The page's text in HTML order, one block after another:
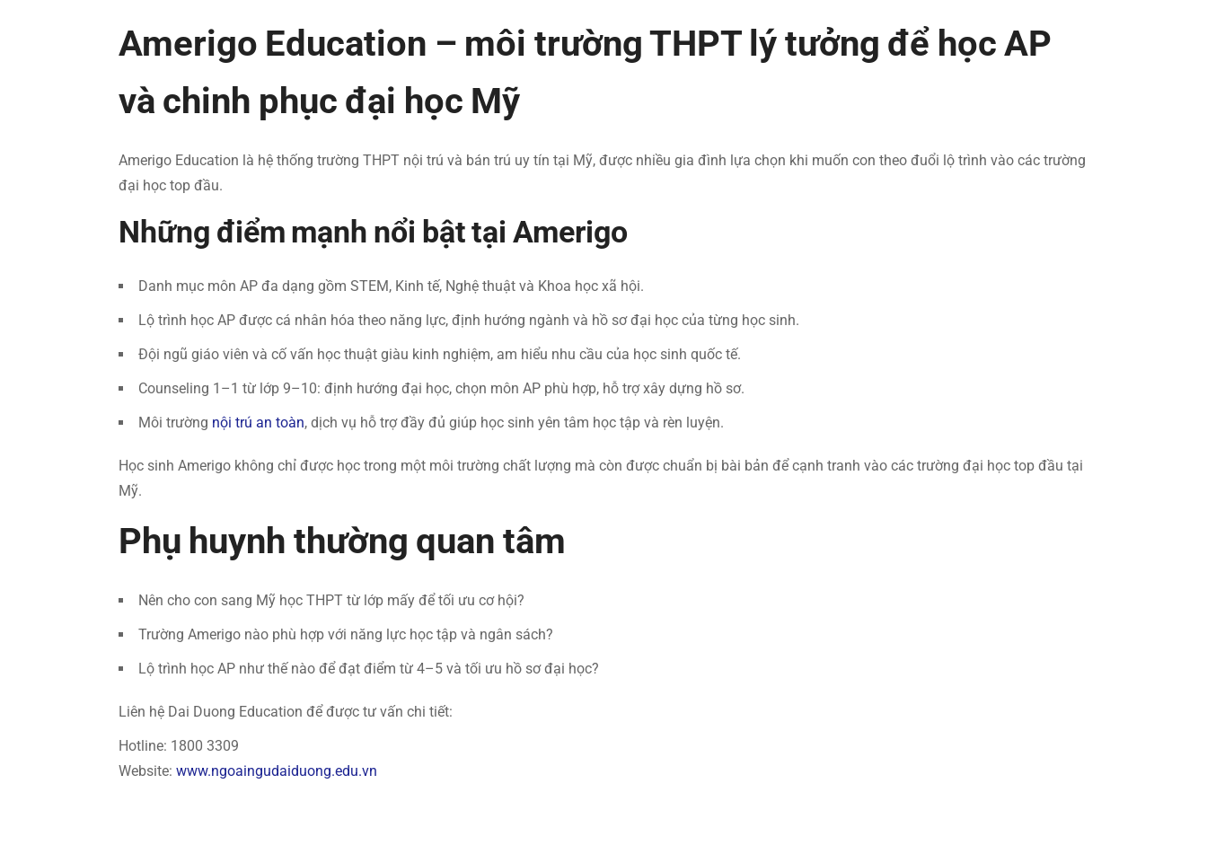
Amerigo Education – môi trường THPT lý tưởng để học AP
và chinh phục đại học Mỹ
Amerigo Education là hệ thống trường THPT nội trú và bán trú uy tín tại Mỹ, được nhiều gia đình lựa chọn khi muốn con theo đuổi lộ trình vào các trường
đại học top đầu.
Những điểm mạnh nổi bật tại Amerigo
Danh mục môn AP đa dạng gồm STEM, Kinh tế, Nghệ thuật và Khoa học xã hội.
Lộ trình học AP được cá nhân hóa theo năng lực, định hướng ngành và hồ sơ đại học của từng học sinh.
Đội ngũ giáo viên và cố vấn học thuật giàu kinh nghiệm, am hiểu nhu cầu của học sinh quốc tế.
Counseling 1–1 từ lớp 9–10: định hướng đại học, chọn môn AP phù hợp, hỗ trợ xây dựng hồ sơ.
Môi trường nội trú an toàn, dịch vụ hỗ trợ đầy đủ giúp học sinh yên tâm học tập và rèn luyện.
Học sinh Amerigo không chỉ được học trong một môi trường chất lượng mà còn được chuẩn bị bài bản để cạnh tranh vào các trường đại học top đầu tại
Mỹ.
Phụ huynh thường quan tâm
Nên cho con sang Mỹ học THPT từ lớp mấy để tối ưu cơ hội?
Trường Amerigo nào phù hợp với năng lực học tập và ngân sách?
Lộ trình học AP như thế nào để đạt điểm từ 4–5 và tối ưu hồ sơ đại học?
Liên hệ Dai Duong Education để được tư vấn chi tiết:
Hotline: 1800 3309
Website: www.ngoaingudaiduong.edu.vn